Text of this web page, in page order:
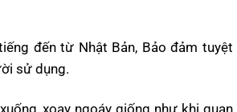
đến từ Nhật Bản, Bảo đảm tuyệt
sử dụng.
xoay ngoáy giống như khi quan